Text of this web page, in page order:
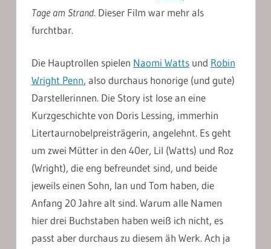
Tage am Strand. Dieser Film war mehr als
furchtbar.
Die Hauptrollen spielen Naomi Watts und Robin
Wright Penn, also durchaus honorige (und gute)
Darstellerinnen. Die Story ist lose an eine
Kurzgeschichte von Doris Lessing, immerhin
Litertaurnobelpreisträgerin, angelehnt. Es geht
um zwei Mütter in den 40er, Lil (Watts) und Roz
(Wright), die eng befreundet sind, und beide
jeweils einen Sohn, Ian und Tom haben, die
Anfang 20 Jahre alt sind. Warum alle Namen
hier drei Buchstaben haben weiß ich nicht, es
passt aber durchaus zu diesem äh Werk. Ach ja